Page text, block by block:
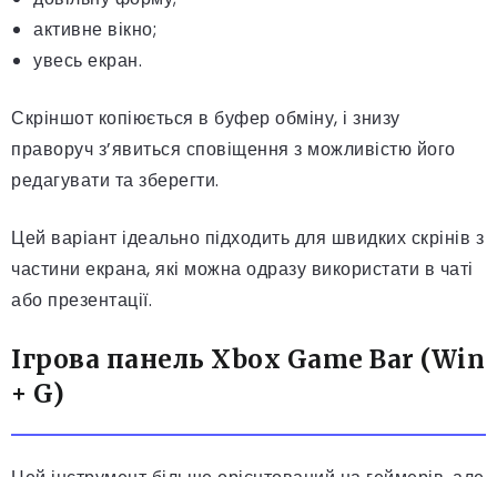
активне вікно;
увесь екран.
Скріншот копіюється в буфер обміну, і знизу
праворуч з’явиться сповіщення з можливістю його
редагувати та зберегти.
Цей варіант ідеально підходить для швидких скрінів з
частини екрана, які можна одразу використати в чаті
або презентації.
Ігрова панель Xbox Game Bar (Win
+ G)